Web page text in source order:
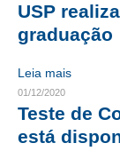
PISO SALARIAL
FIQUE POR
APRESENTAÇÃO
USP
graduação
Leia mais
01/12/2020
Teste de
está